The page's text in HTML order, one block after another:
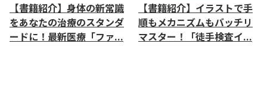
【書籍紹介】身体の新常識
をあなたの治療のスタンダ
ードに！最新医療「ファ...
【書籍紹介】イラストで手
順もメカニズムもバッチリ
マスター！「徒手検査イ...